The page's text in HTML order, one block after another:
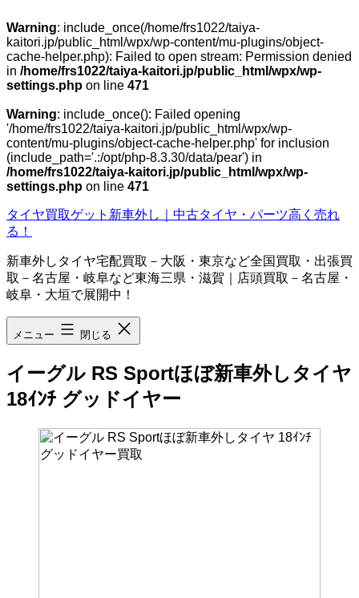
Warning: include_once(/home/frs1022/taiya-
kaitori.jp/public_html/wpx/wp-content/mu-plugins/object-
cache-helper.php): Failed to open stream: Permission denied
in /home/frs1022/taiya-kaitori.jp/public_html/wpx/wp-
settings.php on line 471
Warning: include_once(): Failed opening
'/home/frs1022/taiya-kaitori.jp/public_html/wpx/wp-
content/mu-plugins/object-cache-helper.php' for inclusion
(include_path='.:/opt/php-8.3.30/data/pear') in
/home/frs1022/taiya-kaitori.jp/public_html/wpx/wp-
settings.php on line 471
コ
ン
ン
ツ
へ
ス
キ
ッ
プ
タイヤ買取ゲット新車外し｜中古タイヤ・パーツ高く売れ
る！
新車外しタイヤ宅配買取－大阪・東京など全国買取・出張買
取－名古屋・岐阜など東海三県・滋賀｜店頭買取－名古屋・
岐阜・大垣で展開中！
メニュー 閉じる
イーグル RS Sportほぼ新車外しタイヤ
18ｲﾝﾁ グッドイヤー